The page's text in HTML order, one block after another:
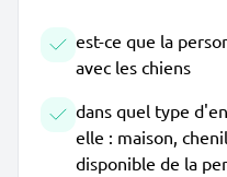
est-ce que la
avec les chiens
dans quel type
elle : maison,
disponible de la